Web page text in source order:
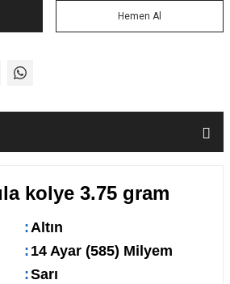
Hemen Al
kolye 3.75 gram
:Altın
: 14 Ayar (585) Milyem
:Sarı